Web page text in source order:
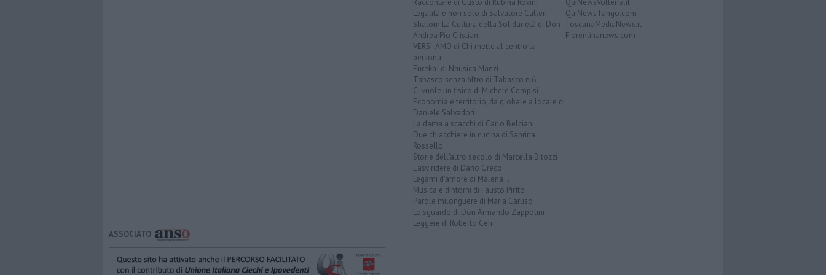
Raccontare di Gusto di Rubina Rovini
Legalità e non solo di Salvatore Calleri
Shalom La Cultura della Solidarietà di Don
Andrea Pio Cristiani
VERSI-AMO di Chi mette al centro la
persona
Eureka! di Nausica Manzi
Tabasco senza filtro di Tabasco n.6
Ci vuole un fisico di Michele Campisi
Economia e territorio, da globale a locale di
Daniele Salvadori
La dama a scacchi di Carlo Belciani
Due chiacchiere in cucina di Sabrina
Rossello
Storie dell'altro secolo di Marcella Bitozzi
Easy ridere di Dario Greco
Legami d'amore di Malena ...
Musica e dintorni di Fausto Pirìto
Parole milonguere di Maria Caruso
Lo sguardo di Don Armando Zappolini
Leggere di Roberto Cerri
QuiNewsVolterra.it
QuiNewsTango.com
ToscanaMediaNews.it
Fiorentinanews.com
ASSOCIATO